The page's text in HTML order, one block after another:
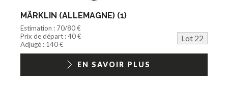
MÄRKLIN (ALLEMAGNE) (1)
Estimation : 70/80 €
Prix de départ : 40 €
Lot 22
Adjugé : 140 €
EN SAVOIR PLUS